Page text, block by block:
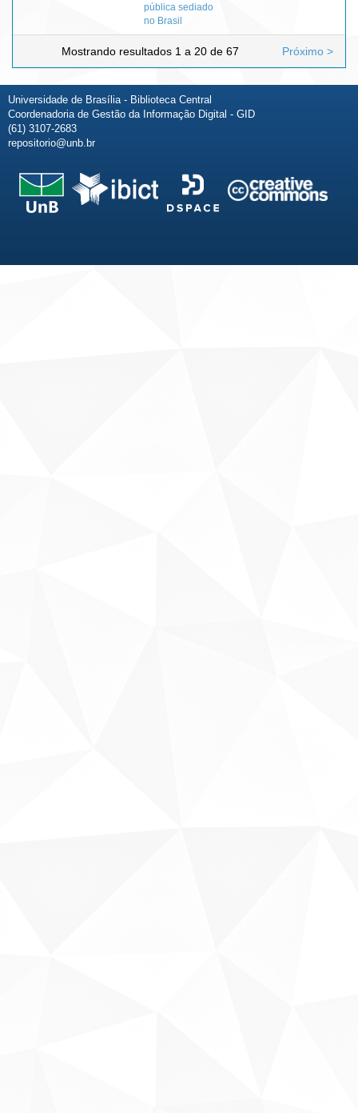
pública sediado
no Brasil
Mostrando resultados 1 a 20 de 67 Próximo >
Universidade de Brasília - Biblioteca Central
Coordenadoria de Gestão da Informação Digital - GID
(61) 3107-2683
repositorio@unb.br